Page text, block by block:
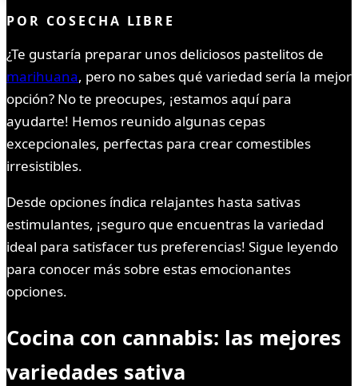
POR COSECHA LIBRE
¿Te gustaría preparar unos deliciosos pastelitos de
marihuana, pero no sabes qué variedad sería la mejor
opción? No te preocupes, ¡estamos aquí para
ayudarte! Hemos reunido algunas cepas
excepcionales, perfectas para crear comestibles
irresistibles.
Desde opciones índica relajantes hasta sativas
estimulantes, ¡seguro que encuentras la variedad
ideal para satisfacer tus preferencias! Sigue leyendo
para conocer más sobre estas emocionantes
opciones.
Cocina con cannabis: las mejores
variedades sativa